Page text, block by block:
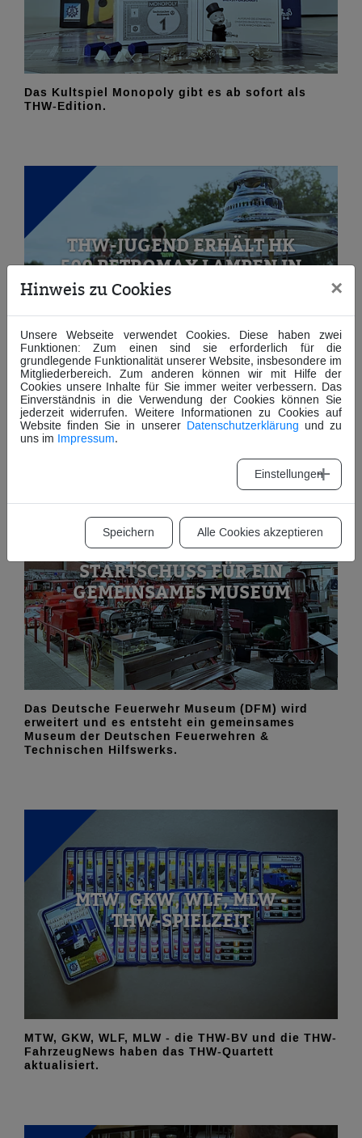
Das Kultspiel Monopoly gibt es ab sofort als
THW-Edition.
THW-JUGEND ERHÄLT HK
500 PETROMAX LAMPEN IN
BERLIN.
Bundesjugendleiter Ingo Henke nahm die erste
HK 500 Petroleumlampen von der Stiftung THW
und der THW-Bundesvereinigung in Empfang.
STARTSCHUSS FÜR EIN
GEMEINSAMES MUSEUM
Das Deutsche Feuerwehr Museum (DFM) wird
erweitert und es entsteht ein gemeinsames
Museum der Deutschen Feuerwehren &
Technischen Hilfswerks.
MTW, GKW, WLF, MLW -
THW-SPIELZEIT
MTW, GKW, WLF, MLW - die THW-BV und die THW-
FahrzeugNews haben das THW-Quartett
aktualisiert.
Hinweis zu Cookies ×
Unsere Webseite verwendet Cookies. Diese haben zwei
Funktionen: Zum einen sind sie erforderlich für die
grundlegende Funktionalität unserer Website, insbesondere im
Mitgliederbereich. Zum anderen können wir mit Hilfe der
Cookies unsere Inhalte für Sie immer weiter verbessern. Das
Einverständnis in die Verwendung der Cookies können Sie
jederzeit widerrufen. Weitere Informationen zu Cookies auf
Website finden Sie in unserer Datenschutzerklärung und zu
uns im Impressum.
Einstellungen
Speichern Alle Cookies akzeptieren